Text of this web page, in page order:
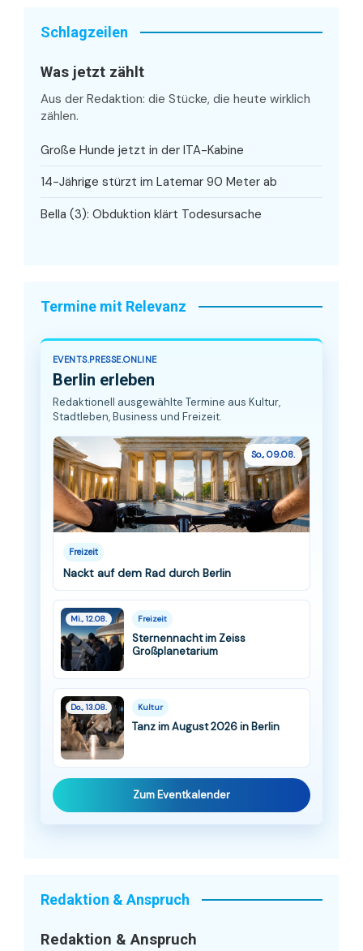
Schlagzeilen
Was jetzt zählt
Aus der Redaktion: die Stücke, die heute wirklich
zählen.
Große Hunde jetzt in der ITA-Kabine
14-Jährige stürzt im Latemar 90 Meter ab
Bella (3): Obduktion klärt Todesursache
Termine mit Relevanz
EVENTS.PRESSE.ONLINE
Berlin erleben
Redaktionell ausgewählte Termine aus Kultur,
Stadtleben, Business und Freizeit.
So., 09.08.
Freizeit
Nackt auf dem Rad durch Berlin
Mi., 12.08. Freizeit
Sternennacht im Zeiss
Großplanetarium
Do., 13.08. Kultur
Tanz im August 2026 in Berlin
Zum Eventkalender
Redaktion & Anspruch
Redaktion & Anspruch